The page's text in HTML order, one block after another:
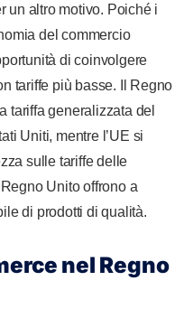
un altro motivo. Poiché i
del commercio
di coinvolgere
tariffe più basse. Il Regno
tariffa generalizzata del
Uniti, mentre l’UE si
sulle tariffe delle
Unito offrono a
di prodotti di qualità.
nel Regno